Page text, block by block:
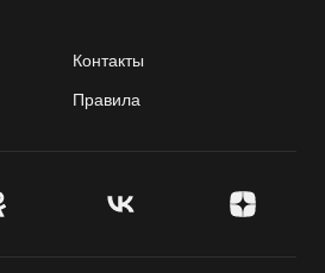
Контакты
Правила